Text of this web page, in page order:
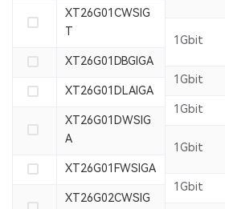
1Gbit
1Gbit
1Gbit
1Gbit
1Gbit
XT26G01CWSIG
T
XT26G01DBGIGA
XT26G01DLAIGA
XT26G01DWSIG
A
XT26G01FWSIGA
XT26G02CWSIG